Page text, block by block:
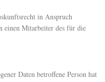
in Anspruch
einen Mitarbeiter des für die
Daten betroffene Person hat